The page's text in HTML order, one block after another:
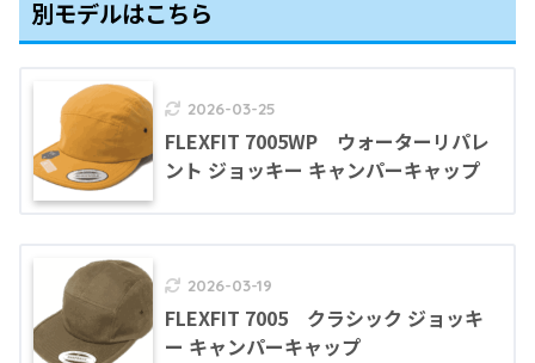
別モデルはこちら
2026-03-25
FLEXFIT 7005WP ウォーターリパレ
ント ジョッキー キャンパーキャップ
2026-03-19
FLEXFIT 7005 クラシック ジョッキ
ー キャンパーキャップ